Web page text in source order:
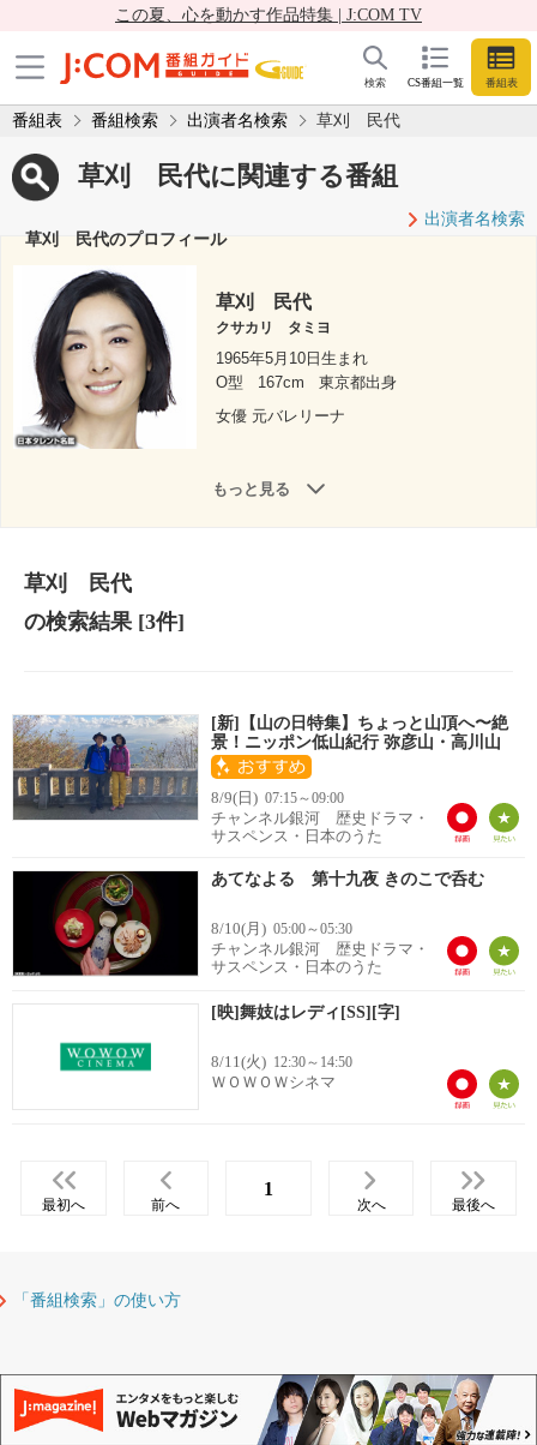
この夏、心を動かす作品特集 | J:COM TV
CS番組一覧 番組表
検索
番組表 番組検索 出演者名検索 草刈 民代
草刈 民代に関連する番組
出演者名検索
草刈 民代のプロフィール
草刈 民代
クサカリ タミヨ
1965年5月10日生まれ
O型
167cm
東京都出身
女優 元バレリーナ
もっと見る
草刈 民代
の検索結果[3件]
[新]【山の日特集】ちょっと山頂へ〜絶
景！ニッポン低山紀行 弥彦山・高川山
8/9(日) 07:15～09:00
チャンネル銀河 歴史ドラマ・
サスペンス・日本のうた
あてなよる 第十九夜 きのこで呑む
8/10(月) 05:00～05:30
チャンネル銀河 歴史ドラマ・
サスペンス・日本のうた
[映]舞妓はレディ[SS][字]
8/11(火) 12:30～14:50
ＷＯＷＯＷシネマ
最初へ 前へ
1
次へ 最後へ
「番組検索」の使い方